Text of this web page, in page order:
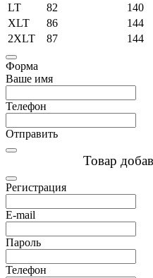
LT
82 140
XLT
86 144
2XLT
87 144
Форма
Ваше имя
Телефон
Отправить
Товар
Регистрация
E-mail
Пароль
Телефон